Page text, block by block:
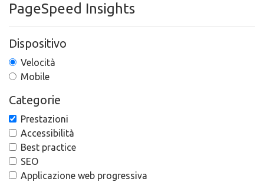
PageSpeed Insights
Dispositivo
Velocità
Mobile
Categorie
Prestazioni
Accessibilità
Best practice
SEO
Applicazione web progressiva